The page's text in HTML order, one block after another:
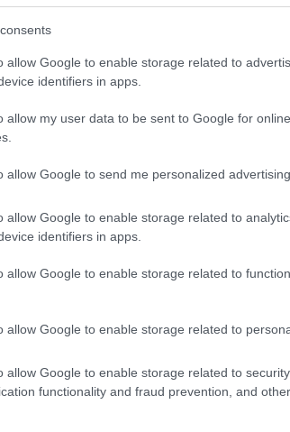
allow Google to enable storage related to
identifiers in apps.
allow my user data to be sent to Google for
allow Google to send me personalized advertising.
allow Google to enable storage related to
identifiers in apps.
allow Google to enable storage related to
allow Google to enable storage related to
allow Google to enable storage related to
functionality and fraud prevention, and